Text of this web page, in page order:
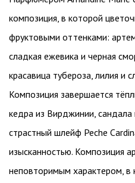
композиция, в которой
фруктовыми оттенками:
сладкая ежевика и черная
красавица тубероза, лилия и
Композиция завершается
кедра из Вирджинии, сандала
страстный шлейф Peche
изысканностью. Композиция
неповторимым характером, в